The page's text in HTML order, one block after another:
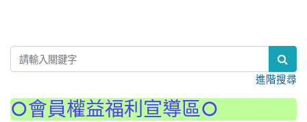
進階搜尋
○會員權益福利宣導區○